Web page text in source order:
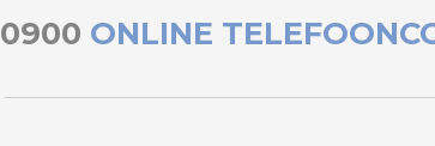
0900 ONLINE